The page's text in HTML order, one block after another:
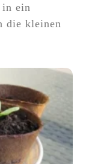
in ein
die kleinen